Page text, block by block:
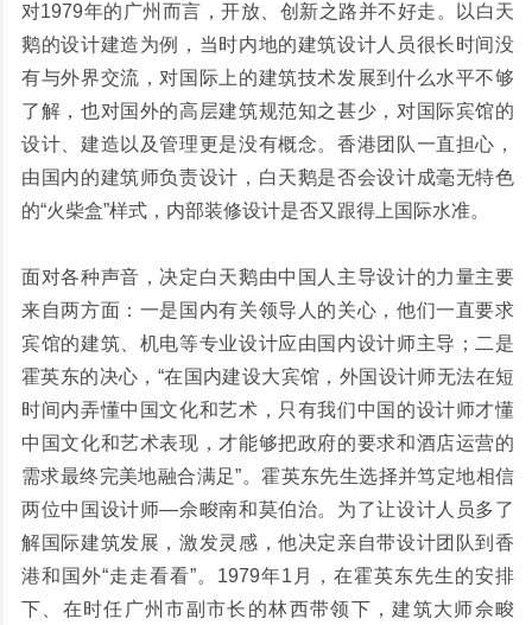
对1979年的广州而言，开放、创新之路并不好走。以白天
鹅的设计建造为例，当时内地的建筑设计人员很长时间没
有与外界交流，对国际上的建筑技术发展到什么水平不够
了解，也对国外的高层建筑规范知之甚少，对国际宾馆的
设计、建造以及管理更是没有概念。香港团队一直担心，
由国内的建筑师负责设计，白天鹅是否会设计成毫无特色
的“火柴盒”样式，内部装修设计是否又跟得上国际水准。
面对各种声音，决定白天鹅由中国人主导设计的力量主要
来自两方面：一是国内有关领导人的关心，他们一直要求
宾馆的建筑、机电等专业设计应由国内设计师主导；二是
霍英东的决心，“在国内建设大宾馆，外国设计师无法在短
时间内弄懂中国文化和艺术，只有我们中国的设计师才懂
中国文化和艺术表现，才能够把政府的要求和酒店运营的
需求最终完美地融合满足”。霍英东先生选择并笃定地相信
两位中国设计师—佘畯南和莫伯治。为了让设计人员多了
解国际建筑发展，激发灵感，他决定亲自带设计团队到香
港和国外“走走看看”。1979年1月，在霍英东先生的安排
下、在时任广州市副市长的林西带领下，建筑大师佘畯